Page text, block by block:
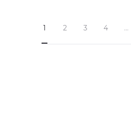
1 2 3 4 …